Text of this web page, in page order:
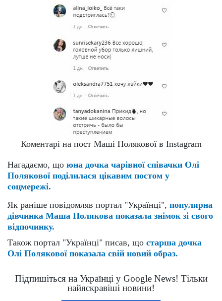
Коментарі на пост Маші Полякової в Instagram
Нагадаємо, що юна дочка чарівної співачки Олі
Полякової поділилася цікавим постом у
соцмережі.
Як раніше повідомляв портал "Українці", популярна
дівчинка Маша Полякова показала знімок зі свого
відпочинку.
Також портал "Українці" писав, що старша дочка
Олі Полякової показала свій новий образ.
Підпишіться на Українці у Google News! Тільки
найяскравіші новини!